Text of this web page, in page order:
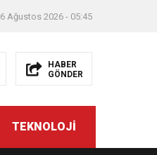
6 Ağustos 2026 - 05:45
HABER
GÖNDER
TEKNOLOJİ